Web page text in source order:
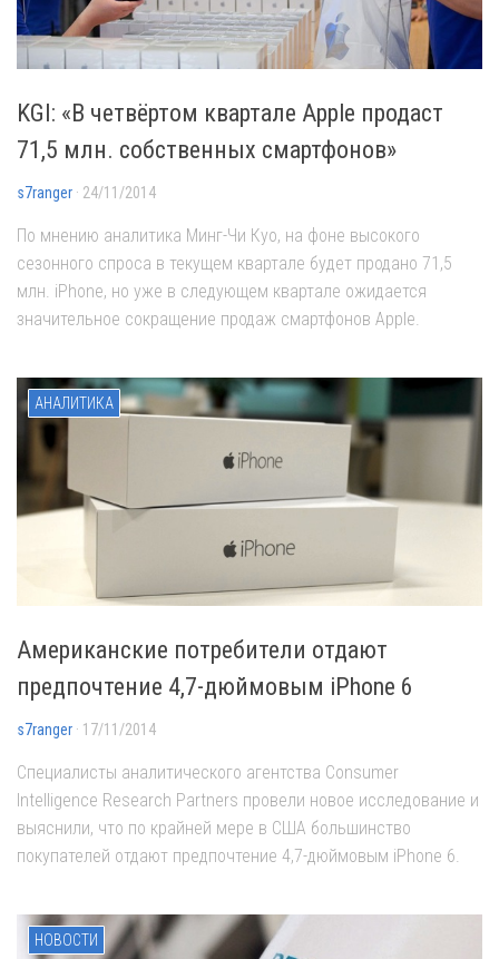
KGI: «В четвёртом квартале Apple продаст
71,5 млн. собственных смартфонов»
s7ranger · 24/11/2014
По мнению аналитика Минг-Чи Куо, на фоне высокого
сезонного спроса в текущем квартале будет продано 71,5
млн. iPhone, но уже в следующем квартале ожидается
значительное сокращение продаж смартфонов Apple.
АНАЛИТИКА
Американские потребители отдают
предпочтение 4,7-дюймовым iPhone 6
s7ranger · 17/11/2014
Специалисты аналитического агентства Consumer
Intelligence Research Partners провели новое исследование и
выяснили, что по крайней мере в США большинство
покупателей отдают предпочтение 4,7-дюймовым iPhone 6.
НОВОСТИ